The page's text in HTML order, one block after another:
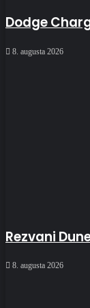
Dodge
8. augusta 2026
Rezvani
8. augusta 2026